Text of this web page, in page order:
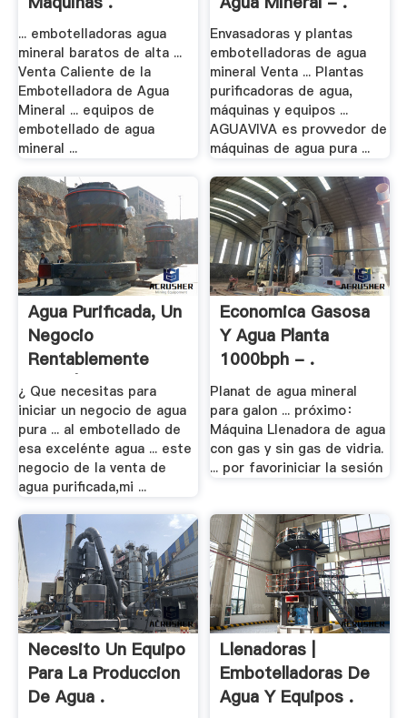
... embotelladoras agua
mineral baratos de alta ...
Venta Caliente de la
Embotelladora de Agua
Mineral ... equipos de
embotellado de agua
mineral ...
Envasadoras y plantas
embotelladoras de agua
mineral Venta ... Plantas
purificadoras de agua,
máquinas y equipos ...
AGUAVIVA es provvedor de
máquinas de agua pura ...
Agua Purificada, Un
Negocio
Rentablemente
Light | .
¿ Que necesitas para
iniciar un negocio de agua
pura ... al embotellado de
esa excelénte agua ... este
negocio de la venta de
agua purificada,mi ...
Economica Gasosa
Y Agua Planta
1000bph - .
Planat de agua mineral
para galon ... próximo：
Máquina Llenadora de agua
con gas y sin gas de vidria.
... por favoriniciar la sesión
Necesito Un Equipo
Para La Produccion
De Agua .
Llenadoras |
Embotelladoras De
Agua Y Equipos .